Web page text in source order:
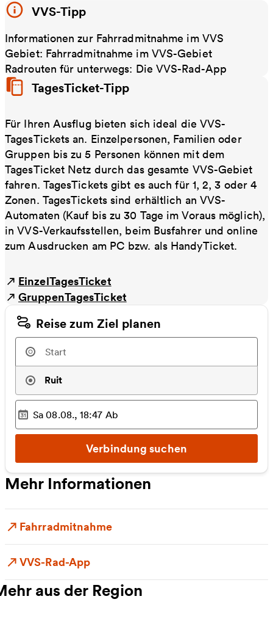
VVS-Tipp
Informationen zur Fahrradmitnahme im VVS
Gebiet: Fahrradmitnahme im VVS-Gebiet
Radrouten für unterwegs: Die VVS-Rad-App
TagesTicket-Tipp
Für Ihren Ausflug bieten sich ideal die VVS-
TagesTickets an. Einzelpersonen, Familien oder
Gruppen bis zu 5 Personen können mit dem
TagesTicket Netz durch das gesamte VVS-Gebiet
fahren. TagesTickets gibt es auch für 1, 2, 3 oder 4
Zonen. TagesTickets sind erhältlich an VVS-
Automaten (Kauf bis zu 30 Tage im Voraus möglich),
in VVS-Verkaufsstellen, beim Busfahrer und online
zum Ausdrucken am PC bzw. als HandyTicket.
EinzelTagesTicket
GruppenTagesTicket
Reise zum Ziel planen
Ruit
Ausgewählter Zeitpunkt
Sa 08.08., 18:47 Ab
Verbindung suchen
Mehr Informationen
Fahrradmitnahme
VVS-Rad-App
aus der Region